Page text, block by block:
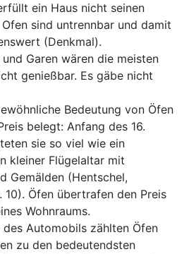
ein Haus nicht seinen
sind untrennbar und damit
(Denkmal).
und Garen wären die meisten
genießbar. Es gäbe nicht
Bedeutung von Öfen
belegt: Anfang des 16.
sie so viel wie ein
kleiner Flügelaltar mit
Gemälden (Hentschel,
10). Öfen übertrafen den Preis
Wohnraums.
Automobils zählten Öfen
zu den bedeutendsten